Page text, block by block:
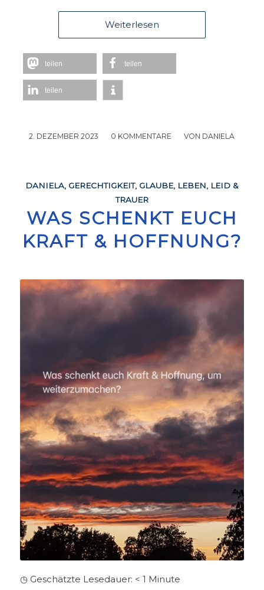
Weiterlesen
teilen teilen
teilen
2. DEZEMBER 2023
/ 0 KOMMENTARE
/ VON DANIELA
DANIELA, GERECHTIGKEIT, GLAUBE, LEBEN, LEID &
TRAUER
WAS SCHENKT EUCH
KRAFT & HOFFNUNG?
◷ Geschätzte Lesedauer: < 1 Minute